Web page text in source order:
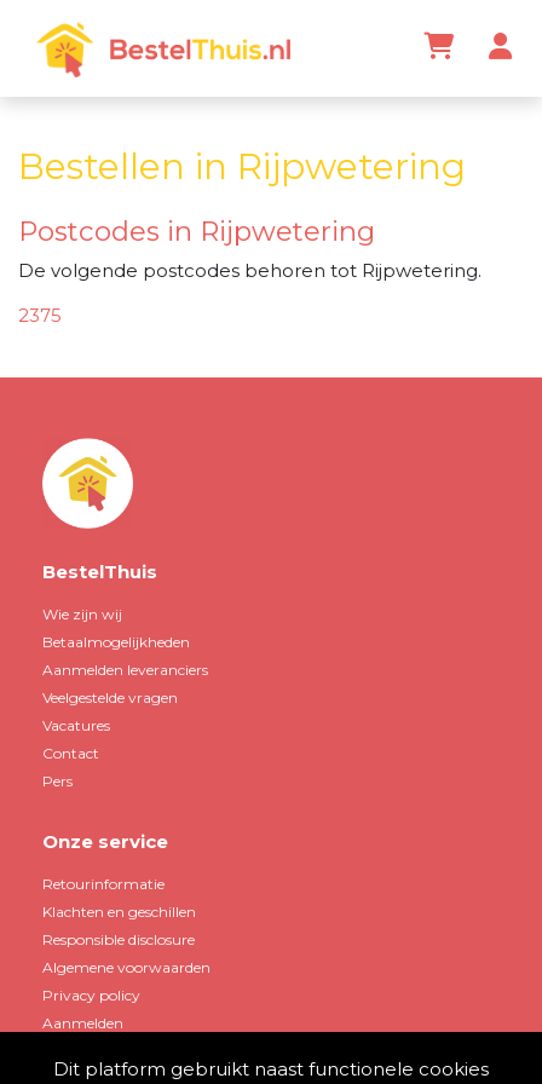
Bestellen in Rijpwetering
Postcodes in Rijpwetering
De volgende postcodes behoren tot Rijpwetering.
2375
BestelThuis
Wie zijn wij
Betaalmogelijkheden
Aanmelden leveranciers
Veelgestelde vragen
Vacatures
Contact
Pers
Onze service
Retourinformatie
Klachten en geschillen
Responsible disclosure
Algemene voorwaarden
Privacy policy
Aanmelden
Dit platform gebruikt naast functionele cookies